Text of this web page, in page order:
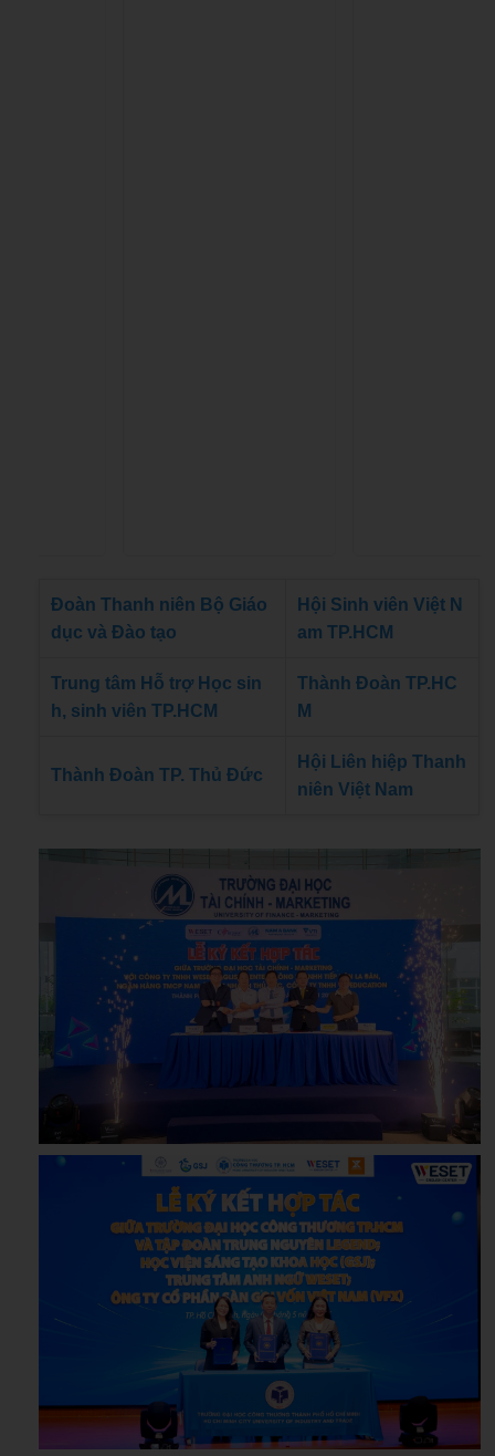
Đoàn Thanh niên Bộ Giáo
dục và Đào tạo
Hội Sinh viên Việt N
am TP.HCM
Trung tâm Hỗ trợ Học sin
h, sinh viên TP.HCM
Thành Đoàn TP.HC
M
Thành Đoàn TP. Thủ Đức
Hội Liên hiệp Thanh
niên Việt Nam